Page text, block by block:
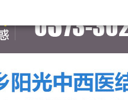
新乡男科医院-新乡市正规男科医院-新乡阳光男科医院